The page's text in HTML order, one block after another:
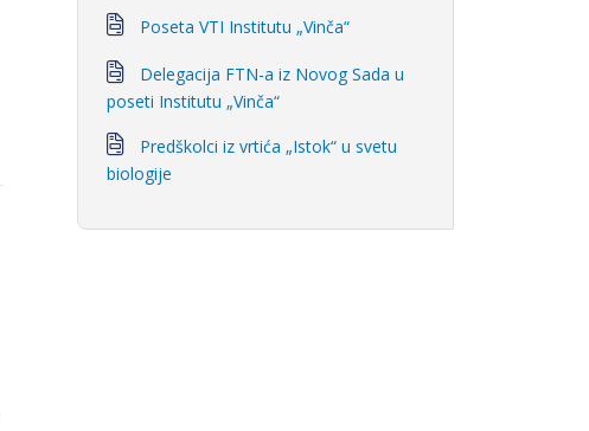
Poseta VTI Institutu „Vinča“
Delegacija FTN-a iz Novog Sada u
poseti Institutu „Vinča“
Predškolci iz vrtića „Istok“ u svetu
biologije